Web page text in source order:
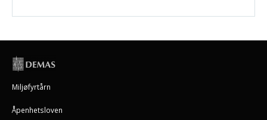
Miljøfyrtårn
Åpenhetsloven